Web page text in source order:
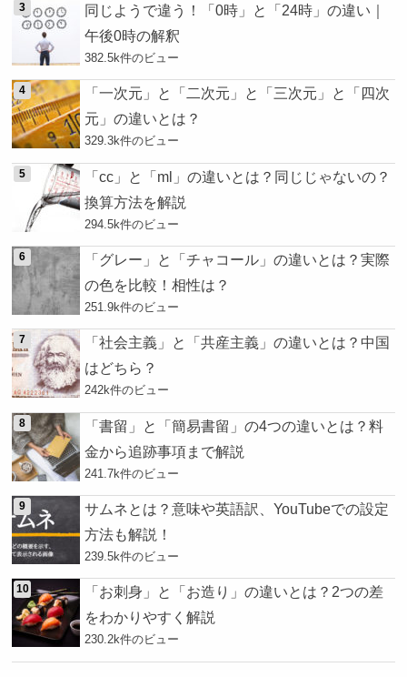
同じようで違う！「0時」と「24時」の違い｜
午後0時の解釈
382.5k件のビュー
「一次元」と「二次元」と「三次元」と「四次
元」の違いとは？
329.3k件のビュー
「cc」と「ml」の違いとは？同じじゃないの？
換算方法を解説
294.5k件のビュー
「グレー」と「チャコール」の違いとは？実際
の色を比較！相性は？
251.9k件のビュー
「社会主義」と「共産主義」の違いとは？中国
はどちら？
242k件のビュー
「書留」と「簡易書留」の4つの違いとは？料
金から追跡事項まで解説
241.7k件のビュー
サムネとは？意味や英語訳、YouTubeでの設定
方法も解説！
239.5k件のビュー
「お刺身」と「お造り」の違いとは？2つの差
をわかりやすく解説
230.2k件のビュー